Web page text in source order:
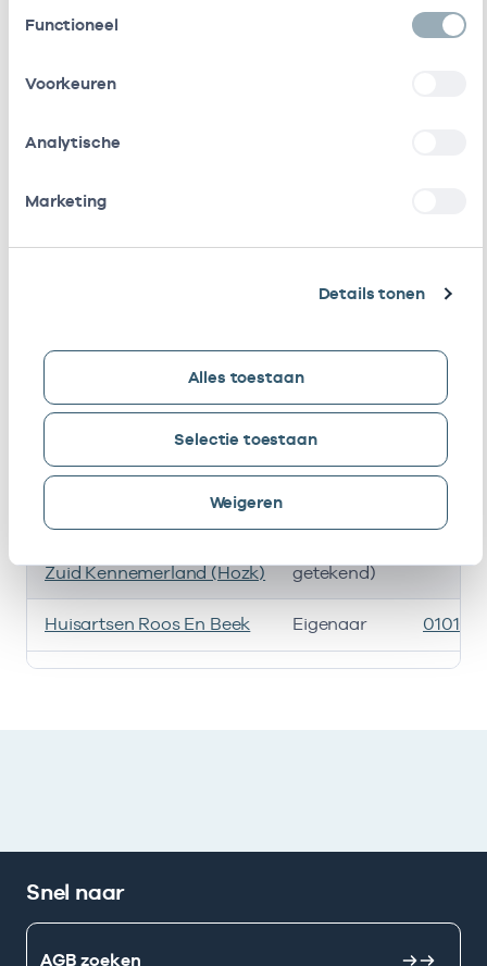
Functioneel
Voorkeuren
Analytische
Marketing
Details tonen
Alles toestaan
Selectie toestaan
Weigeren
Ik heb een arbeidsrelatie met
(Ketenzorg)
Kcoetz Diabetes B.v
Kcoetz Cvrm B.v. I.o.
Vrijgevestigd
getekend)
Kcoetz Wijkgerichte Zorg
Vrijgevestigd
(MTO
getekend)
Huisartsenpraktijk Roos En
Beek
Eigenaar
Huisartsen
Zuid Kennemerland (Hozk)
Vrijgevestigd
getekend)
Huisartsen Roos En Beek Eigenaar
Snel naar
AGB zoeken